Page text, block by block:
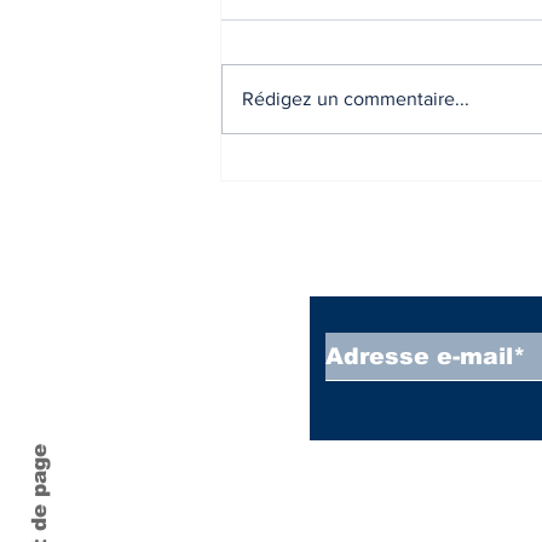
Rédigez un commentaire...